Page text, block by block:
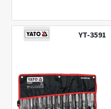
YT-3591